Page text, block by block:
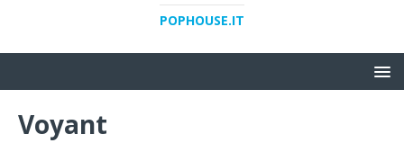
POPHOUSE.IT
Voyant